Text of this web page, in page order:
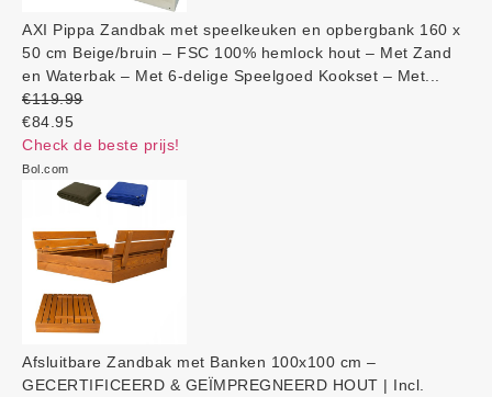
AXI Pippa Zandbak met speelkeuken en opbergbank 160 x
50 cm Beige/bruin – FSC 100% hemlock hout – Met Zand
en Waterbak – Met 6-delige Speelgoed Kookset – Met...
€119.99
€84.95
Check de beste prijs!
Bol.com
Afsluitbare Zandbak met Banken 100x100 cm –
GECERTIFICEERD & GEÏMPREGNEERD HOUT | Incl.